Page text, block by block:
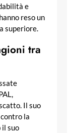
e
reso un
superiore.
tra
Il suo
la
il suo